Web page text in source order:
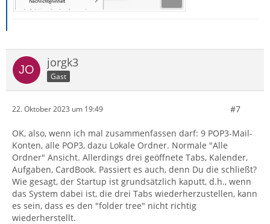
jorgk3
Gast
22. Oktober 2023 um 19:49 #7
OK, also, wenn ich mal zusammenfassen darf: 9 POP3-Mail-
Konten, alle POP3, dazu Lokale Ordner. Normale "Alle
Ordner" Ansicht. Allerdings drei geöffnete Tabs, Kalender,
Aufgaben, CardBook. Passiert es auch, denn Du die schließt?
Wie gesagt, der Startup ist grundsätzlich kaputt, d.h., wenn
das System dabei ist, die drei Tabs wiederherzustellen, kann
es sein, dass es den "folder tree" nicht richtig
wiederherstellt.